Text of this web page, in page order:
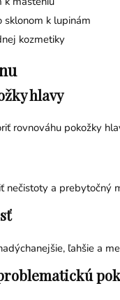
sklonom k lupinám
kozmetiky
hlavy
rovnováhu pokožky
nečistoty a prebytočný
ľahšie a